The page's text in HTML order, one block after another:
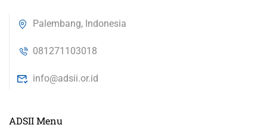
Palembang, Indonesia
081271103018
info@adsii.or.id
ADSII Menu